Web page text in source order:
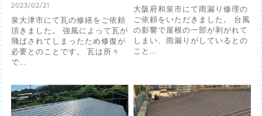
2023/02/21
泉大津市にて瓦の修繕をご依頼
頂きました。 強風によって瓦が
飛ばされてしまったため修復が
必要とのことです。 瓦は所々
で...
大阪府和泉市にて雨漏り修理の
ご依頼をいただきました。 台風
の影響で屋根の一部が剥がれて
しまい、雨漏りがしているとの
こと...